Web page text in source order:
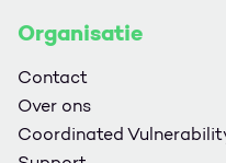
Organisatie
Contact
Over ons
Coordinated